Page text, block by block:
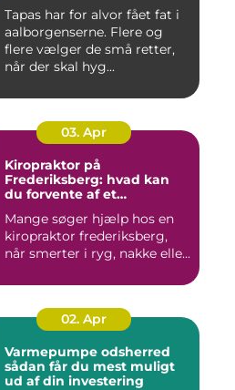
Tapas har for alvor fået fat i
aalborgenserne. Flere og
flere vælger de små retter,
når der skal hyg...
03. Apr
Kiropraktor på
Frederiksberg: hvad kan
du forvente af et
Mange søger hjælp hos en
kiropraktor frederiksberg,
når smerter i ryg, nakke elle...
02. Apr
Varmepumpe odsherred
sådan får du mest muligt
ud af din investering